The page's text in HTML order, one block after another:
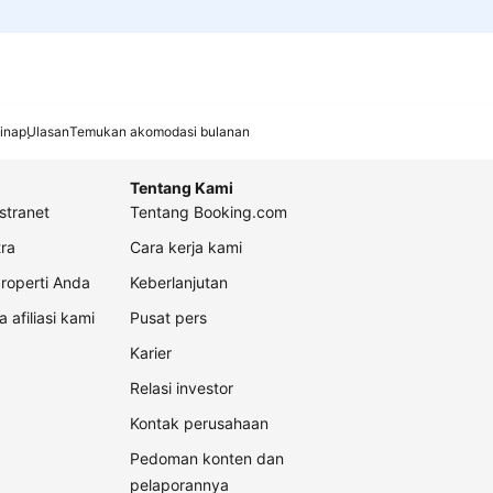
UlasanTemukan akomodasi bulanan
Anda
afiliasi kami
Tentang Kami
Tentang Booking.com
Cara kerja kami
Keberlanjutan
Pusat pers
Karier
Relasi investor
Kontak perusahaan
Pedoman konten dan
pelaporannya